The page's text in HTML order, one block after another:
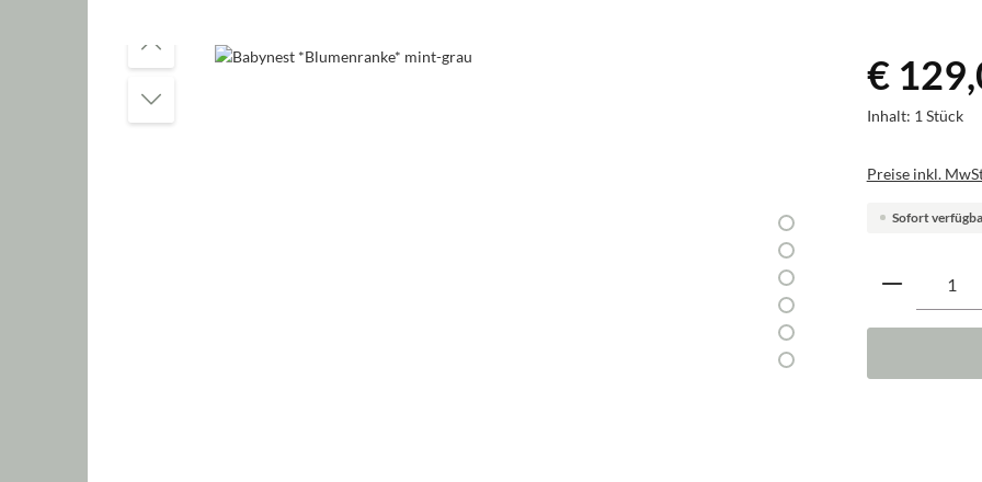
Bildergalerie überspringen €
Inhalt: 1 Stück
Preise inkl.
Sofort
Produkt